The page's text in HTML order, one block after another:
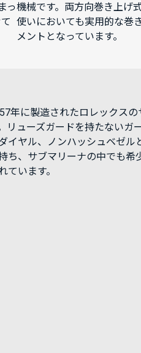
っ機械です。両方向巻き上げ
使いにおいても実用的な巻
メントとなっています。
年に製造されたロレックス
リューズガードを持たないガ
イヤル、ノンハッシュベゼル
ち、サブマリーナの中でも希
ています。